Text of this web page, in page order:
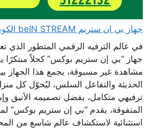
جهاز بي ان ستريم beIN STREAM الكويت مع اشتراك
في عالم الترفيه الرقمي المتطور الذي
جهاز “بي إن ستريم بوكس” كحلاً مبتكرًا
مشاهدة غير مسبوقة، يجمع هذا الجهاز
الحديثة والتفاعل السلس، ليُحوّل كل
ترفيهي متكامل، بفضل تصميمه الأنيق
المتفوقة، يقدم “بي إن ستريم بوكس”
استثنائية لاستكشاف عالمٍ شاسع من